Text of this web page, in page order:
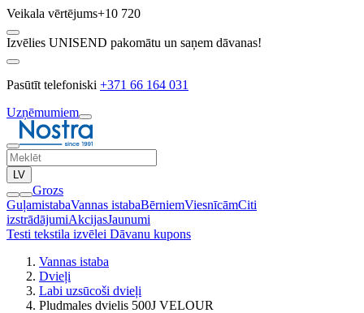
Veikala vērtējums+10 720
Izvēlies UNISEND pakomātu un saņem dāvanas!
Pasūtīt telefoniski +371 66 164 031
Uzņēmumiem
LV
Grozs
GuļamistabaVannas istabaBērniemViesnīcāmCiti
izstrādājumiAkcijasJaunumi
Testi tekstila izvēlei Dāvanu kupons
Vannas istaba
Dvieļi
Labi uzsūcoši dvieļi
Pludmales dvielis 500J VELOUR